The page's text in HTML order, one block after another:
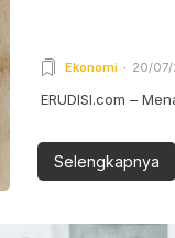
Ekonomi 20/07/
ERUDISI.com –
Selengkapnya